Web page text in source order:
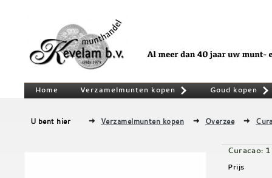
Home Verzamelmunten kopen Goud kopen
U bent hier Verzamelmunten kopen Overzee
Curacao:
Prijs